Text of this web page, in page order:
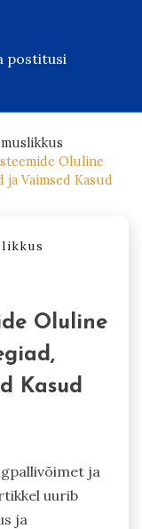
postitusi
Oluline
ja Vaimsed Kasud
Oluline
Kasud
ja
uurib
ja